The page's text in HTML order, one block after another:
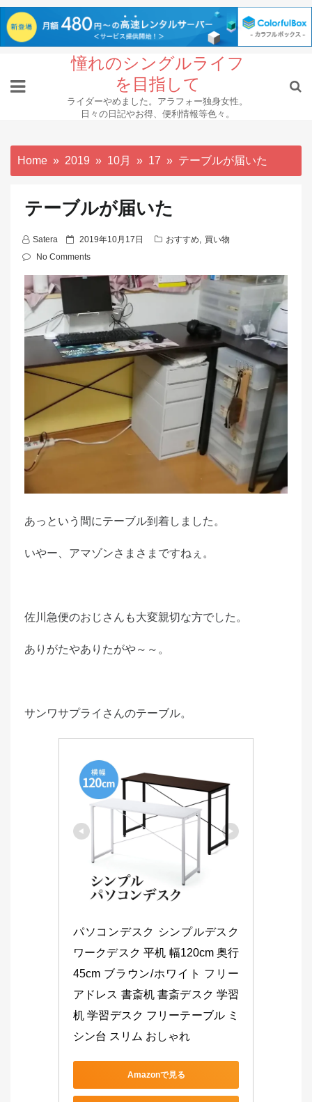
content
憧れのシングルライフ
を目指して
ライダーやめました。アラフォー独身女性。
日々の日記やお得、便利情報等色々。
Home 2019 10月 17 テーブルが届いた
テーブルが届いた
Satera
P
o
o
n
2019年10月17日 おすすめ, 買い物
No Comments
あっという間にテーブル到着しました。
いやー、アマゾンさまさまですねぇ。
佐川急便のおじさんも大変親切な方でした。
ありがたやありたがや～～。
サンワサプライさんのテーブル。
パソコンデスク シンプルデスク
ワークデスク 平机 幅120cm 奥行
45cm ブラウン/ホワイト フリー
アドレス 書斎机 書斎デスク 学習
机 学習デスク フリーテーブル ミ
シン台 スリム おしゃれ
Amazonで見る